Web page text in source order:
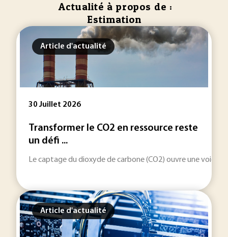
Actualité à propos de :
Estimation
Article d'actualité
30 Juillet 2026
Transformer le CO2 en ressource reste
un défi ...
Le captage du dioxyde de carbone (CO2) ouvre une voie
Article d'actualité